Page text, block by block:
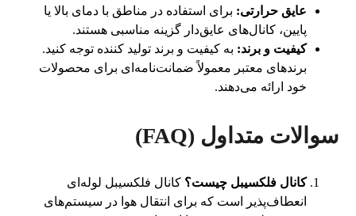
عایق حرارتی: برای استفاده در مناطق با دمای بالا یا
پایین، کانال‌های عایق‌دار گزینه مناسبی هستند.
کیفیت و برند: به کیفیت و برند تولید کننده توجه کنید.
برندهای معتبر معمولاً ضمانت‌نامه‌ای برای محصولات
خود ارائه می‌دهند.
سوالات متداول (FAQ)
کانال فلکسیبل چیست؟ کانال فلکسیبل لوله‌ای
انعطاف‌پذیر است که برای انتقال هوا در سیستم‌های